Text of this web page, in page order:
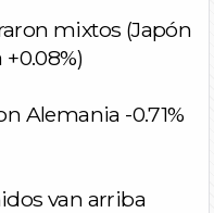
mixtos (Japón
Alemania -0.71%
van arriba